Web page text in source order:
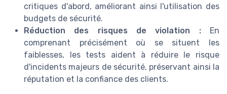
critiques d'abord, améliorant ainsi l'utilisation des
budgets de sécurité.
Réduction des risques de violation :En
comprenant précisément où se situent les
faiblesses, les tests aident à réduire le risque
d'incidents majeurs de sécurité, préservant ainsi la
réputation et la confiance des clients.